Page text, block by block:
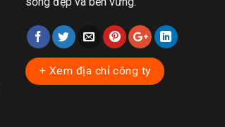
+ Xem địa chỉ công ty